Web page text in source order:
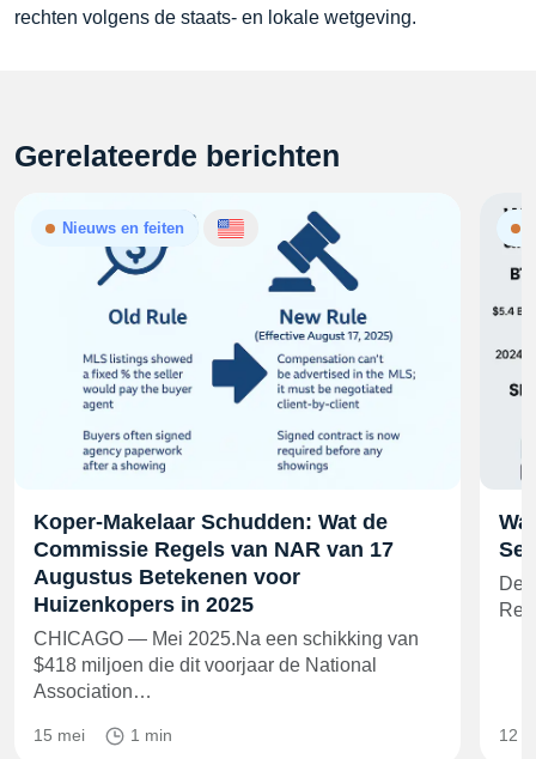
rechten volgens de staats- en lokale wetgeving.
Gerelateerde berichten
Nieuws en feiten
Koper-Makelaar Schudden: Wat de
Commissie Regels van NAR van 17
Augustus Betekenen voor
Huizenkopers in 2025
CHICAGO — Mei 2025.Na een schikking van
$418 miljoen die dit voorjaar de National
Association…
15 mei 1 min
De
12